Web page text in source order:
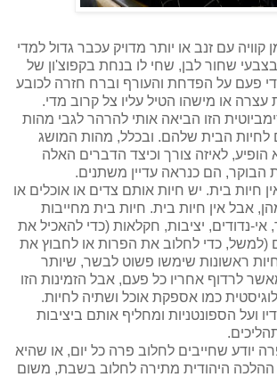
קוויה עם זנב או יותר מדויק עכבר גדול למדי
שחור לבן, שחי לו בנחת בקפוצ'ון של
פעם על הפדחת והעורף וברח חזרה לכובע
או מישהו הטיל עליו צל קרוב מדי.
הזו הביאה אותי להרהר לגבי מהות
לחיות הבית שלהם. ובכלל, מהות המושג
הופיע, לאיזה צורך וכיצד הדברים האלה
הבוקר, הם כנראה עדיין משתנים.
חיות בית. יש חיות אותם צדים או אוכלים או
אבל אין חיות בית. חיות בית מחייבות
נדודים, יציבות, חקלאות (כדי להאכיל את
(למשל, כדי לחלוב את הפרות או לחבוץ את
ראשונות שימשו פשוט לבשר, שיותר
לרדוף אחריו כל פעם, אבל הזמינות הזו
כמו אספקת אוכל ושתיה לחיות.
ועל הספונטניות ומחליף אותם ביציבות
יודע שחייבים לחלוב פרה כל יום, או שהיא
ההלכה היהודית מתירה לחלוב בשבת, משום